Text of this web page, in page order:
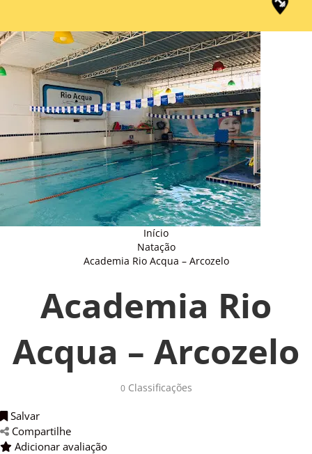
Início
Natação
Academia Rio Acqua – Arcozelo
Academia Rio
Acqua – Arcozelo
0Classificações
Salvar
Compartilhe
Adicionar avaliação